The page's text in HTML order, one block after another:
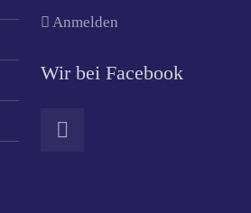
Anmelden
Wir bei Facebook